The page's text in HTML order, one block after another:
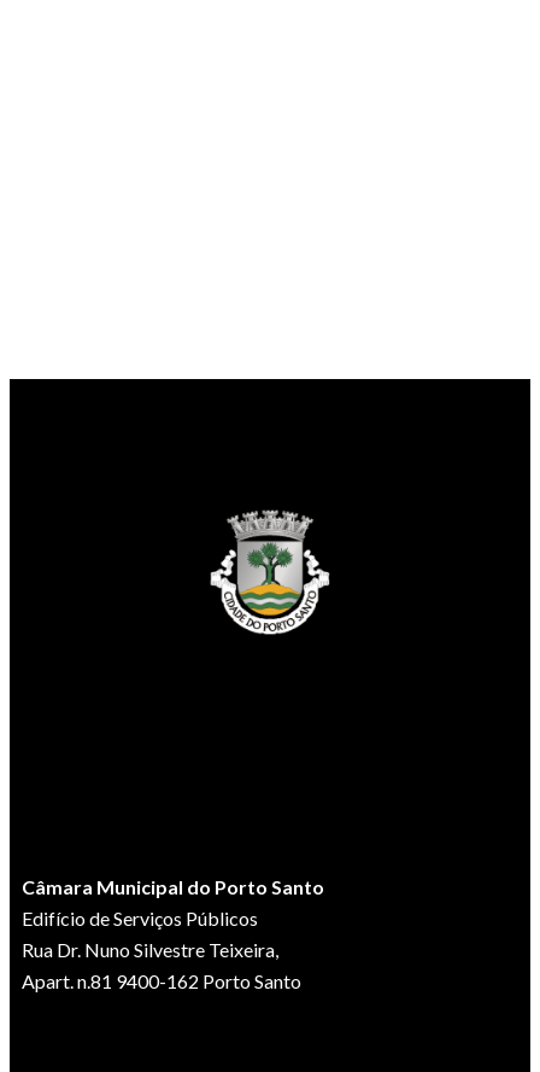
Câmara Municipal do Porto Santo
Edifício de Serviços Públicos
Rua Dr. Nuno Silvestre Teixeira,
Apart. n.81 9400-162 Porto Santo